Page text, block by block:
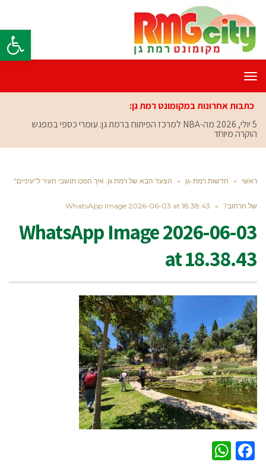
פתח
תפריט
כתבות אחרונות במקומונט רמת גן:
5 יולי, 2026
מה-NBA למרכז הפיתוח ברמת גן: עומרי כספי במפגש
הוקרה מיוחד
ראשי » חדשות רמת-גן » הצעד הבא של רמת גן: איך הפכו תושבי העיר ל"עיניים"
של הרחוב? »
WhatsApp Image 2026-06-03 at 18.38.43
WhatsApp Image 2026-06-03
at 18.38.43
Facebook